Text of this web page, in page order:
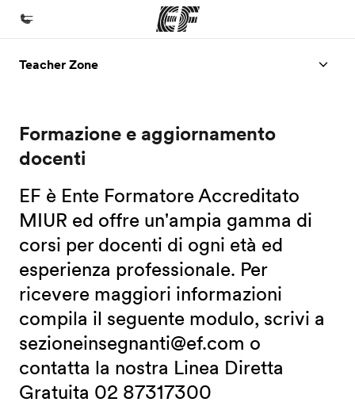
Homepage
Programmi
Vedi la nostra offerta
Uffici
Trova l'ufficio più vicino
Chi siamo
La nostra organizzazione
Carriera
Lavora con noi
Teacher Zone
Formazione e aggiornamento
docenti
EF è Ente Formatore Accreditato
MIUR ed offre un'ampia gamma di
corsi per docenti di ogni età ed
esperienza professionale. Per
ricevere maggiori informazioni
compila il seguente modulo, scrivi a
sezioneinsegnanti@ef.com o
contatta la nostra Linea Diretta
Gratuita 02 87317300